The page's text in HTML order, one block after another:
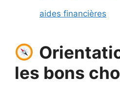
aides financières
les bons